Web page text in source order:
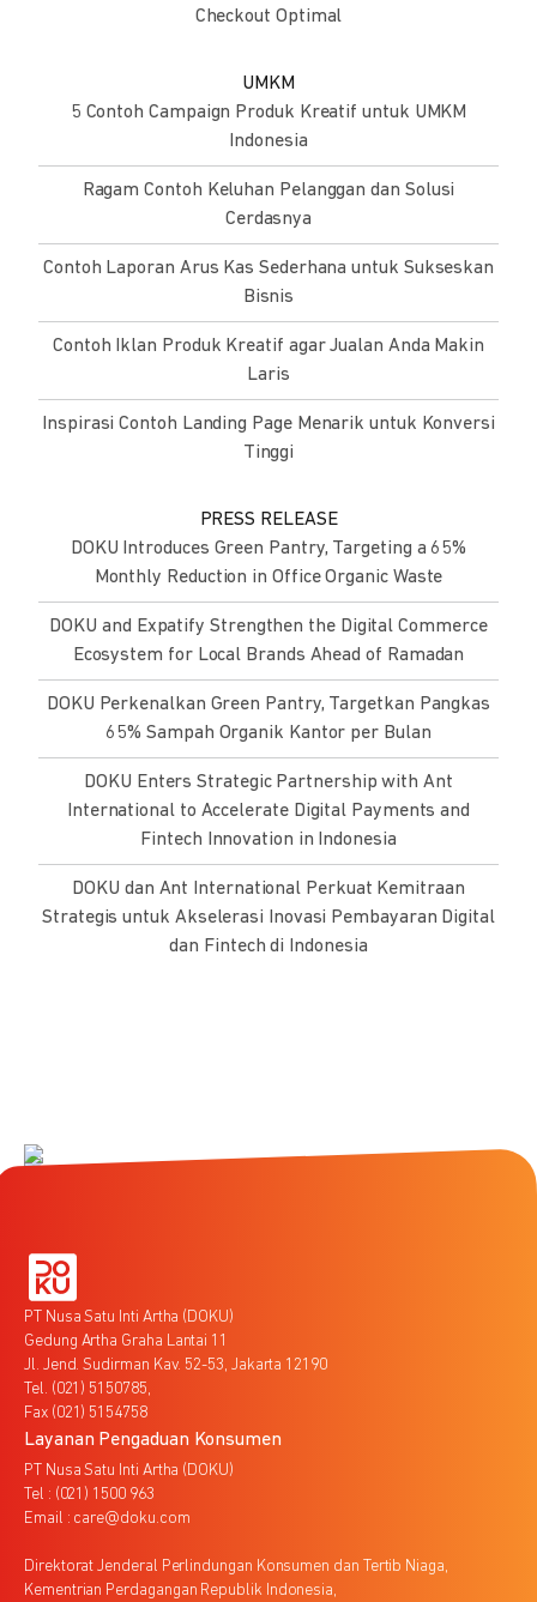
Checkout Optimal
UMKM
5 Contoh Campaign Produk Kreatif untuk UMKM
Indonesia
Ragam Contoh Keluhan Pelanggan dan Solusi
Cerdasnya
Contoh Laporan Arus Kas Sederhana untuk Sukseskan
Bisnis
Contoh Iklan Produk Kreatif agar Jualan Anda Makin
Laris
Inspirasi Contoh Landing Page Menarik untuk Konversi
Tinggi
PRESS RELEASE
DOKU Introduces Green Pantry, Targeting a 65%
Monthly Reduction in Office Organic Waste
DOKU and Expatify Strengthen the Digital Commerce
Ecosystem for Local Brands Ahead of Ramadan
DOKU Perkenalkan Green Pantry, Targetkan Pangkas
65% Sampah Organik Kantor per Bulan
DOKU Enters Strategic Partnership with Ant
International to Accelerate Digital Payments and
Fintech Innovation in Indonesia
DOKU dan Ant International Perkuat Kemitraan
Strategis untuk Akselerasi Inovasi Pembayaran Digital
dan Fintech di Indonesia
PT Nusa Satu Inti Artha (DOKU)
Gedung Artha Graha Lantai 11
Jl. Jend. Sudirman Kav. 52-53, Jakarta 12190
Tel. (021) 5150785,
Fax (021) 5154758
Layanan Pengaduan Konsumen
PT Nusa Satu Inti Artha (DOKU)
Tel : (021) 1500 963
Email : care@doku.com
Direktorat Jenderal Perlindungan Konsumen dan Tertib Niaga,
Kementrian Perdagangan Republik Indonesia,